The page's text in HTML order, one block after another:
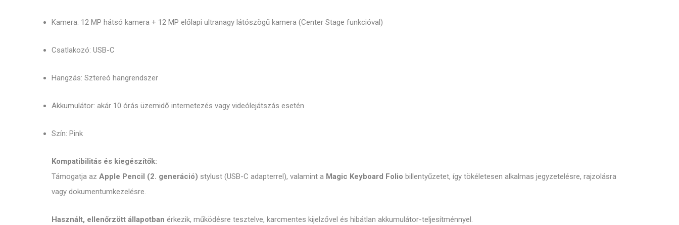
Kamera: 12 MP hátsó kamera + 12 MP előlapi ultranagy látószögű kamera (Center Stage funkcióval)
Csatlakozó: USB-C
Hangzás: Sztereó hangrendszer
Akkumulátor: akár 10 órás üzemidő internetezés vagy videólejátszás esetén
Szín: Pink
Kompatibilitás és kiegészítők:
Támogatja az Apple Pencil (2. generáció) stylust (USB-C adapterrel), valamint a Magic Keyboard Folio billentyűzetet, így tökéletesen alkalmas jegyzetelésre, rajzolásra
vagy dokumentumkezelésre.
Használt, ellenőrzött állapotban érkezik, működésre tesztelve, karcmentes kijelzővel és hibátlan akkumulátor-teljesítménnyel.